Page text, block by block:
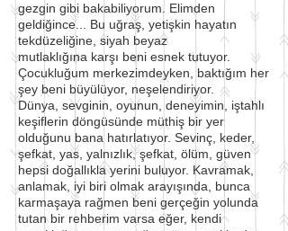
gezgin gibi bakabiliyorum. Elimden
geldiğince... Bu uğraş, yetişkin hayatın
tekdüzeliğine, siyah beyaz
mutlaklığına karşı beni esnek tutuyor.
Çocukluğum merkezimdeyken, baktığım her
şey beni büyülüyor, neşelendiriyor.
Dünya, sevginin, oyunun, deneyimin, iştahlı
keşiflerin döngüsünde müthiş bir yer
olduğunu bana hatırlatıyor. Sevinç, keder,
şefkat, yas, yalnızlık, şefkat, ölüm, güven
hepsi doğallıkla yerini buluyor. Kavramak,
anlamak, iyi biri olmak arayışında, bunca
karmaşaya rağmen beni gerçeğin yolunda
tutan bir rehberim varsa eğer, kendi